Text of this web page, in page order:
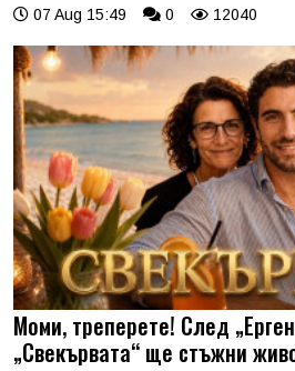
07 Aug 15:49 0 12040
Моми, треперете! След
„Свекървата“ ще стъжни